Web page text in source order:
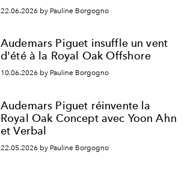
22.06.2026 by Pauline Borgogno
Audemars Piguet insuffle un vent
d'été à la Royal Oak Offshore
10.06.2026 by Pauline Borgogno
Audemars Piguet réinvente la
Royal Oak Concept avec Yoon Ahn
et Verbal
22.05.2026 by Pauline Borgogno